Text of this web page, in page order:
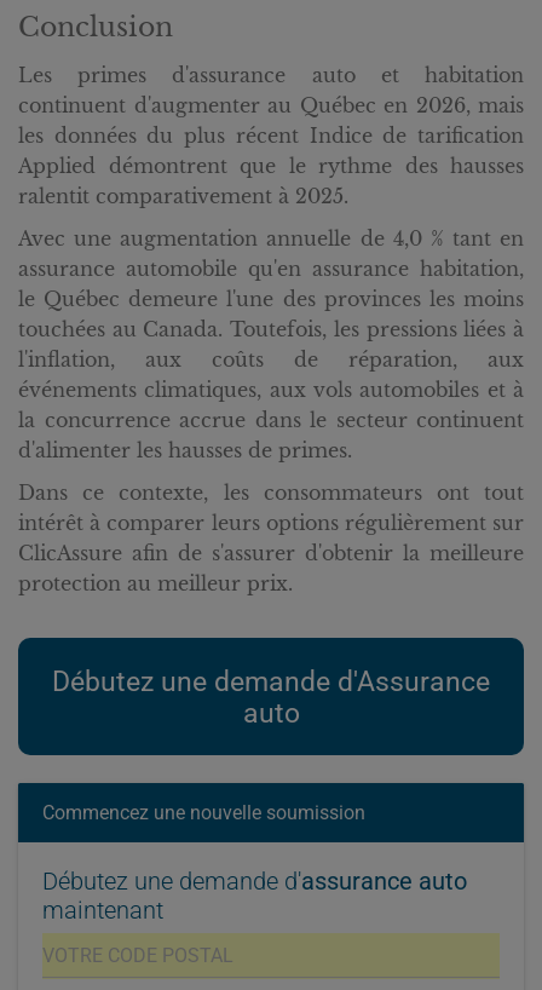
Conclusion
Les primes d'assurance auto et habitation
continuent d'augmenter au Québec en 2026, mais
les données du plus récent Indice de tarification
Applied démontrent que le rythme des hausses
ralentit comparativement à 2025.
Avec une augmentation annuelle de 4,0 % tant en
assurance automobile qu'en assurance habitation,
le Québec demeure l'une des provinces les moins
touchées au Canada. Toutefois, les pressions liées à
l'inflation, aux coûts de réparation, aux
événements climatiques, aux vols automobiles et à
la concurrence accrue dans le secteur continuent
d'alimenter les hausses de primes.
Dans ce contexte, les consommateurs ont tout
intérêt à comparer leurs options régulièrement sur
ClicAssure afin de s'assurer d'obtenir la meilleure
protection au meilleur prix.
Débutez une demande d'Assurance
auto
Commencez une nouvelle soumission
Débutez une demande d'assurance auto
maintenant